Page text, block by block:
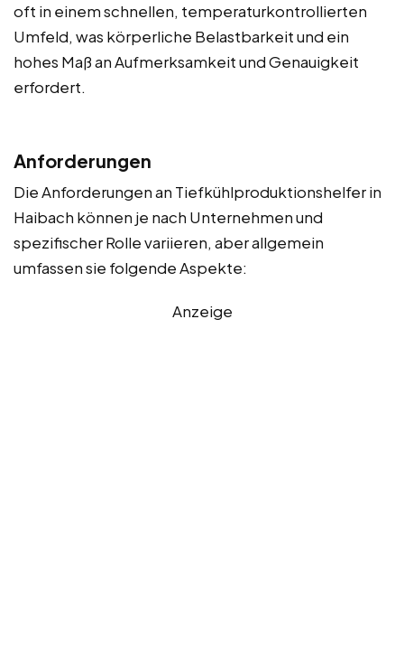
oft in einem schnellen, temperaturkontrollierten
Umfeld, was körperliche Belastbarkeit und ein
hohes Maß an Aufmerksamkeit und Genauigkeit
erfordert.
Anforderungen
Die Anforderungen an Tiefkühlproduktionshelfer in
Haibach können je nach Unternehmen und
spezifischer Rolle variieren, aber allgemein
umfassen sie folgende Aspekte:
Anzeige